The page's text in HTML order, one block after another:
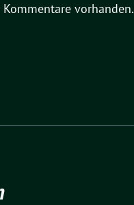
vorhanden.